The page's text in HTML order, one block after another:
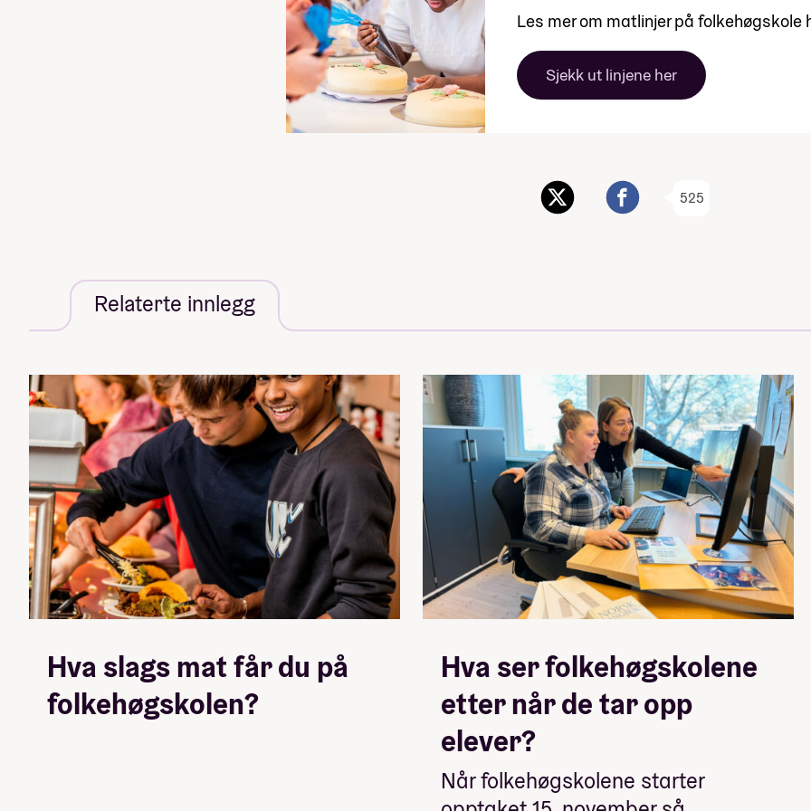
Les mer om matlinjer på folkehøgskole
Sjekk ut linjene her
525
Relaterte innlegg
Hva slags mat får du på
folkehøgskolen?
Hva ser folkehøgskolene
etter når de tar opp
elever?
Når folkehøgskolene starter